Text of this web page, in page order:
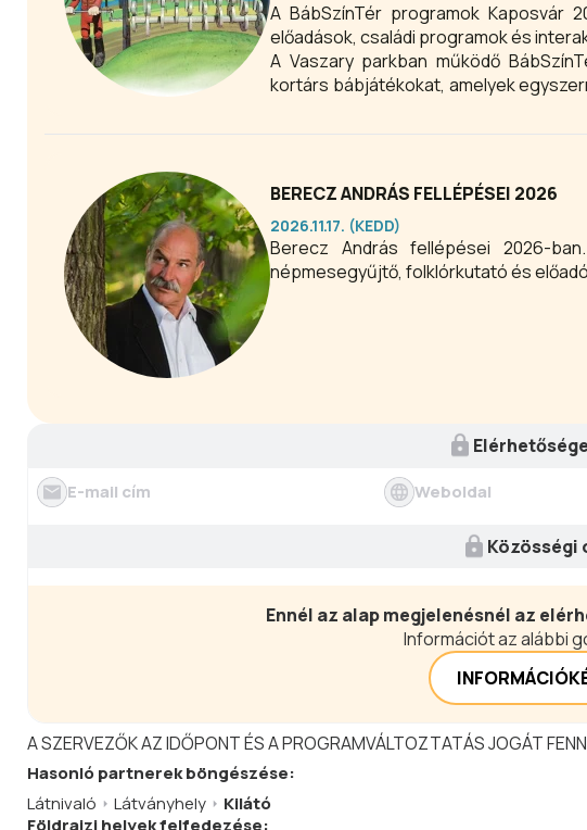
A BábSzínTér programok Kaposvár
előadások, családi programok és
A Vaszary parkban működő
kortárs bábjátékokat, amelyek
kikapcsolódást és maradandó élményt
BERECZ ANDRÁS FELLÉPÉSEI 2026
2026.11.17. (KEDD)
Berecz András fellépései 2026-
népmesegyűjtő, folklórkutató és
E-mail cím Weboldal
Közösségi
Ennél az alap megjelenésnél az
Információt az alábbi
A SZERVEZŐK AZ IDŐPONT ÉS A PROGRAMVÁLTOZTATÁS JOGÁT
Hasonló partnerekböngészése:
Látnivaló
Látványhely
Kilátó
Földrajzi helyek felfedezése: